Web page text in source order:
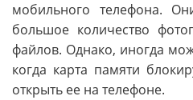
мобильного телефона.
большое количество
файлов. Однако, иногда
когда карта памяти
открыть ее на телефоне.